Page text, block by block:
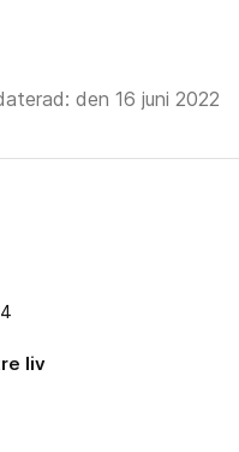
den 16 juni 2022
liv